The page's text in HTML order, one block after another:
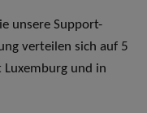
unsere Support-
verteilen sich auf 5
und in